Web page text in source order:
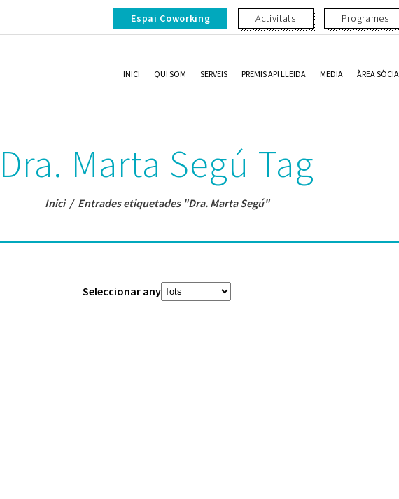
Espai Coworking Activitats Programes
INICI QUI SOM SERVEIS PREMIS AP! LLEIDA MEDIA ÀREA SÒCIA
Dra. Marta Segú Tag
Inici/ Entrades etiquetades "Dra. Marta Segú"
Seleccionar any